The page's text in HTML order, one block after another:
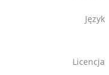
Język
Licencja